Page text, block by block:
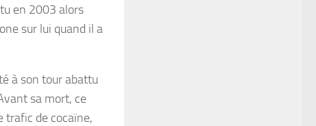
en 2003 alors
sur lui quand il a
à son tour abattu
sa mort, ce
trafic de cocaïne,